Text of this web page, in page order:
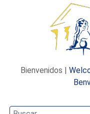
Bienvenidos |